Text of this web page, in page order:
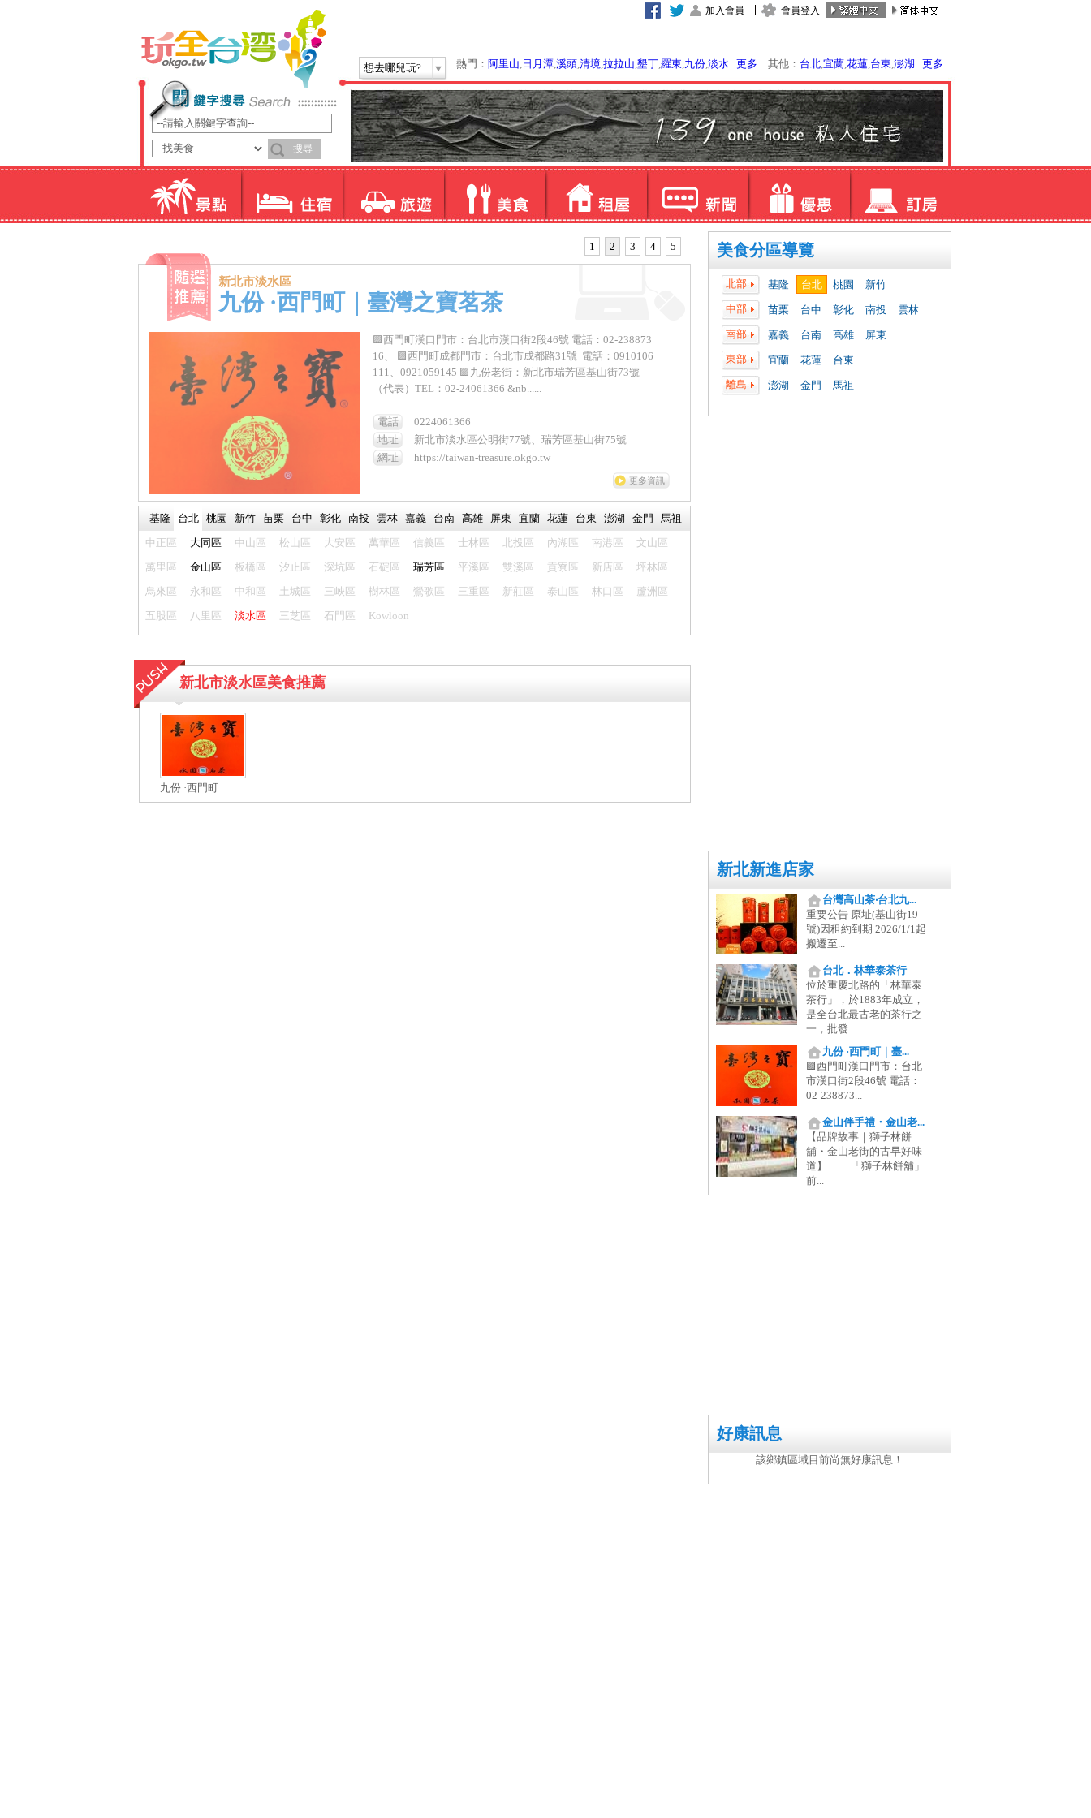
加入會員 會員登入
想去哪兒玩? 熱門： 阿里山, 日月潭,溪頭,清境,拉拉山,墾丁,羅東,九份,淡水...更多 其他： 台北,宜蘭,花蓮,台東,澎湖...更多
美食分區導覽
北部 基隆 台北 桃園
新竹
中部
苗栗 台中 彰化 南投
雲林
南部
嘉義 台南 高雄
屏東
東部
宜蘭 花蓮
台東
離島
澎湖 金門 馬祖
新北新進店家
台灣高山茶‧台北九...
重要公告 原址(基山街19
號)因租約到期 2026/1/1起
搬遷至...
台北．林華泰茶行
位於重慶北路的「林華泰
茶行」，於1883年成立，
是全台北最古老的茶行之
一，批發...
九份 ·西門町｜臺...
🟪西門町漢口門市：台北
市漢口街2段46號 電話：
02-238873...
金山伴手禮・金山老...
【品牌故事｜獅子林餅
舖・金山老街的古早好味
道】 「獅子林餅舖」
前...
好康訊息
該鄉鎮區域目前尚無好康訊息！
1 2 3 4 5
新北市淡水區
九份 ·西門町｜臺灣之寶茗茶
🟪西門町漢口門市：台北市漢口街2段46號 電話：02-238873
16、 🟪西門町成都門市：台北市成都路31號 電話：0910106
111、0921059145 🟪九份老街：新北市瑞芳區基山街73號
（代表）TEL：02-24061366 &nb......
電話
0224061366
地址
新北市淡水區公明街77號、瑞芳區基山街75號
網址
https://taiwan-treasure.okgo.tw
更多資訊
基隆 台北 桃園 新竹 苗栗 台中 彰化 南投 雲林 嘉義 台南 高雄 屏東 宜蘭 花蓮 台東 澎湖 金門
馬祖
中正區
大同區 中山區 松山區 大安區 萬華區 信義區 士林區 北投區 內湖區 南港區
文山區
萬里區
金山區 板橋區 汐止區 深坑區 石碇區 瑞芳區 平溪區 雙溪區 貢寮區 新店區
坪林區
烏來區
永和區 中和區 土城區 三峽區 樹林區 鶯歌區 三重區 新莊區 泰山區 林口區
蘆洲區
五股區
八里區 淡水區 三芝區 石門區 Kowloon
新北市淡水區美食推薦
九份 ·西門町...